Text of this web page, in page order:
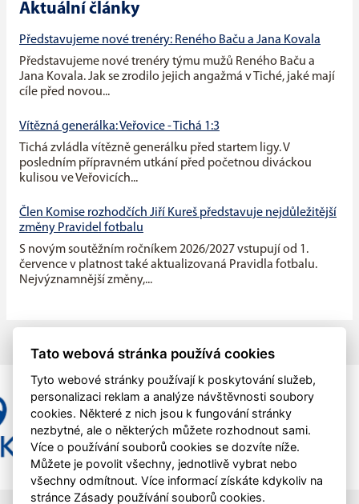
Aktuální články
Představujeme nové trenéry: Reného Baču a Jana Kovala
Představujeme nové trenéry týmu mužů Reného Baču a
Jana Kovala. Jak se zrodilo jejich angažmá v Tiché, jaké mají
cíle před novou...
Vítězná generálka: Veřovice - Tichá 1:3
Tichá zvládla vítězně generálku před startem ligy. V
posledním přípravném utkání před početnou diváckou
kulisou ve Veřovicích...
Člen Komise rozhodčích Jiří Kureš představuje nejdůležitější
změny Pravidel fotbalu
S novým soutěžním ročníkem 2026/2027 vstupují od 1.
července v platnost také aktualizovaná Pravidla fotbalu.
Nejvýznamnější změny,...
Tato webová stránka používá cookies
Tyto webové stránky používají k poskytování služeb,
personalizaci reklam a analýze návštěvnosti soubory
cookies. Některé z nich jsou k fungování stránky
nezbytné, ale o některých můžete rozhodnout sami.
Více o používání souborů cookies se dozvíte níže.
Můžete je povolit všechny, jednotlivě vybrat nebo
všechny odmítnout. Více informací získáte kdykoliv na
stránce Zásady používání souborů cookies.